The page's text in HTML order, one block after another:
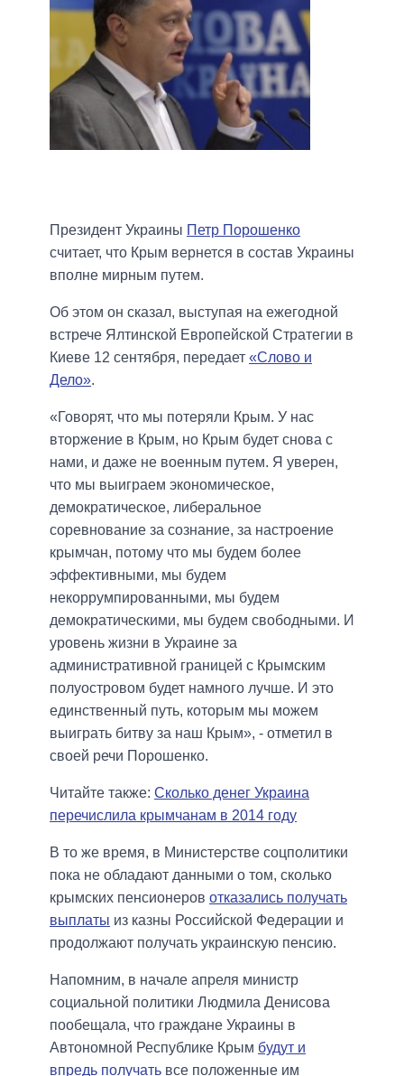
Президент Украины Петр Порошенко
считает, что Крым вернется в состав Украины
вполне мирным путем.
Об этом он сказал, выступая на ежегодной
встрече Ялтинской Европейской Стратегии в
Киеве 12 сентября, передает «Слово и
Дело».
«Говорят, что мы потеряли Крым. У нас
вторжение в Крым, но Крым будет снова с
нами, и даже не военным путем. Я уверен,
что мы выиграем экономическое,
демократическое, либеральное
соревнование за сознание, за настроение
крымчан, потому что мы будем более
эффективными, мы будем
некоррумпированными, мы будем
демократическими, мы будем свободными. И
уровень жизни в Украине за
административной границей с Крымским
полуостровом будет намного лучше. И это
единственный путь, которым мы можем
выиграть битву за наш Крым», - отметил в
своей речи Порошенко.
Читайте также: Сколько денег Украина
перечислила крымчанам в 2014 году
В то же время, в Министерстве соцполитики
пока не обладают данными о том, сколько
крымских пенсионеров отказались получать
выплаты из казны Российской Федерации и
продолжают получать украинскую пенсию.
Напомним, в начале апреля министр
социальной политики Людмила Денисова
пообещала, что граждане Украины в
Автономной Республике Крым будут и
впредь получать все положенные им